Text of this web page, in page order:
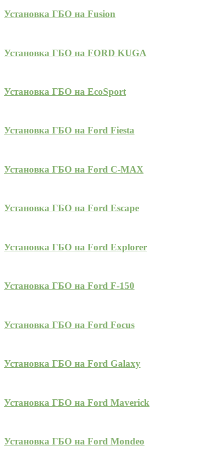
Установка ГБО на Fusion
Установка ГБО на FORD KUGA
Установка ГБО на EcoSport
Установка ГБО на Ford Fiesta
Установка ГБО на Ford C-MAX
Установка ГБО на Ford Escape
Установка ГБО на Ford Explorer
Установка ГБО на Ford F-150
Установка ГБО на Ford Focus
Установка ГБО на Ford Galaxy
Установка ГБО на Ford Maverick
Установка ГБО на Ford Mondeo